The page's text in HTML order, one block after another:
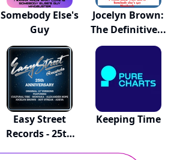
Somebody Else's
Guy
Jocelyn Brown:
The Definitive...
Easy Street
Records - 25th
Keeping Time